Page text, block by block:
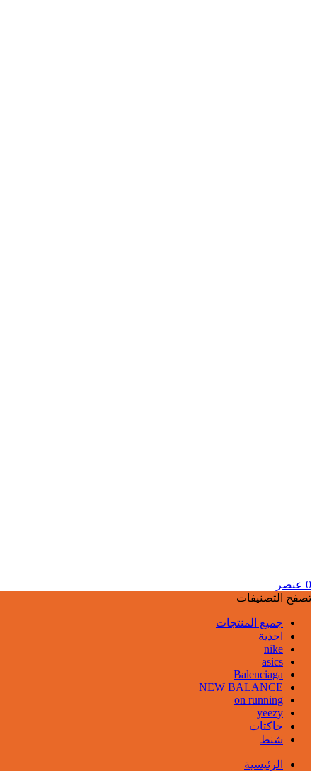
0 عنصر
تصفح التصنيفات
جميع المنتجات
احذية
nike
asics
Balenciaga
NEW BALANCE
on running
yeezy
جاكتات
شنط
الرئيسية